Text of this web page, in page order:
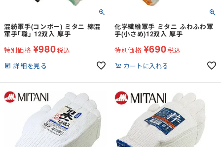
混紡軍手(コンボー) ミタニ 綿混
軍手｢職｣ 12双入 厚手
特別価格 ¥980税込
詳細を見る
化学繊維軍手 ミタニ ふわふわ軍
手(小さめ)12双入 厚手
特別価格 ¥690税込
カートに入れる